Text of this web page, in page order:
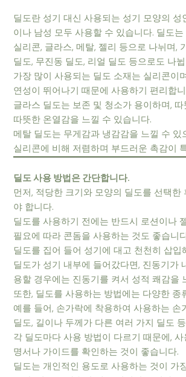
딜도란 성기 대신 사용되는 성기 모양의 성
이나 남성 모두 사용할 수 있습니다. 딜도
실리콘, 글라스, 메탈, 젤리 등으로 나뉘며,
딜도, 무진동 딜도, 리얼 딜도 등으로도 나
가장 많이 사용되는 딜도 소재는 실리콘이
연성이 뛰어나기 때문에 사용하기 편리합
글라스 딜도는 보존 및 청소가 용이하며,
따뜻한 온열감을 느낄 수 있습니다.
메탈 딜도는 무게감과 냉감감을 느낄 수 있
실리콘에 비해 저렴하며 부드러운 촉감이
딜도 사용 방법은 간단합니다.
먼저, 적당한 크기와 모양의 딜도를 선택한
야 합니다.
딜도를 사용하기 전에는 반드시 로션이나
필요에 따라 콘돔을 사용하는 것도 좋습니
딜도를 집어 들어 성기에 대고 천천히 삽입
딜도가 성기 내부에 들어갔다면, 진동기가
용할 경우에는 진동기를 켜서 성적 쾌감을
또한, 딜도를 사용하는 방법에는 다양한 종
예를 들어, 손가락에 착용하여 사용하는 손
딜도, 길이나 두께가 다른 여러 가지 딜도
각 딜도마다 사용 방법이 다르기 때문에,
명서나 가이드를 확인하는 것이 좋습니다.
딜도는 개인적인 용도로 사용하는 것이 가